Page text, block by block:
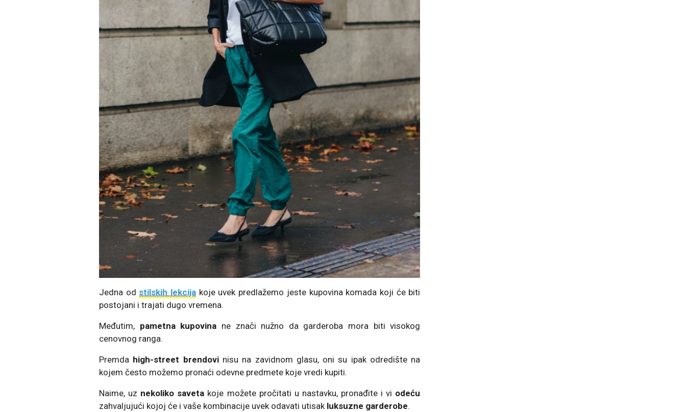
Jedna od stilskih lekcija koje uvek predlažemo jeste kupovina komada koji će biti
postojani i trajati dugo vremena.
Međutim, pametna kupovina ne znači nužno da garderoba mora biti visokog
cenovnog ranga.
Premda high-street brendovinisu na zavidnom glasu, oni su ipak odredište na
kojem često možemo pronaći odevne predmete koje vredi kupiti.
Naime, uz nekoliko saveta koje možete pročitati u nastavku, pronađite i vi odeću
zahvaljujući kojoj će i vaše kombinacije uvek odavati utisak luksuzne garderobe.